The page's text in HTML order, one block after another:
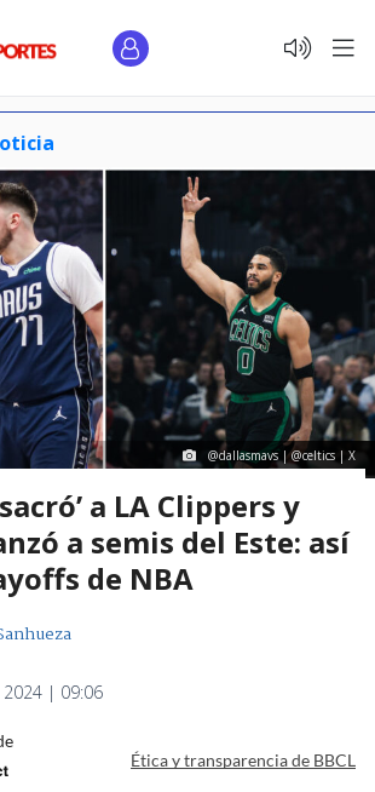
@dallasmavs | @celtics | X
a LA Clippers y
a semis del Este: así
de NBA
2024 | 09:06
Ética y transparencia de BBCL